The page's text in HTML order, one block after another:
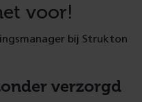
voor!
bij Strukton
verzorgd